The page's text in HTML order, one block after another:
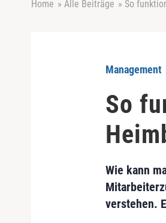
Home » Alle Beiträge » So
Management
So
Wie kann
verstehen.